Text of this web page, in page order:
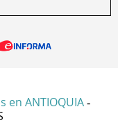
en ANTIOQUIA -